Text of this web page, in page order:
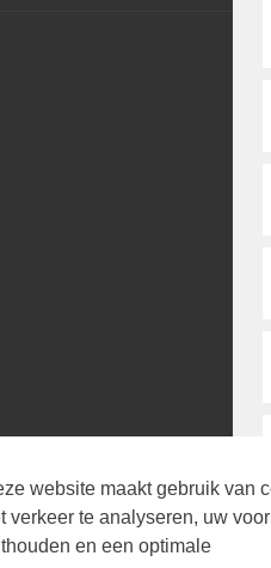
website maakt gebruik van
verkeer te analyseren, uw
en een optimale